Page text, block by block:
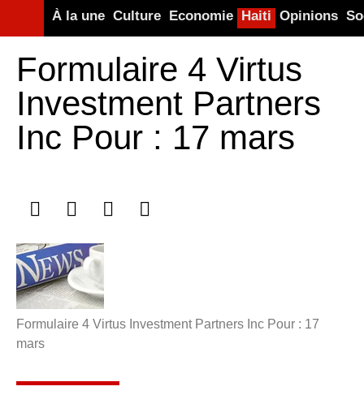
À la une Culture Economie Haiti Opinions
Formulaire 4 Virtus
Investment Partners
Inc Pour : 17 mars
Formulaire 4 Virtus Investment Partners Inc Pour : 17
mars